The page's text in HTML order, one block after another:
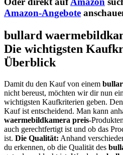
Amazon-Angebote
bullard
Die wichtigsten
Überblick
Damit du den Kauf von einem
nicht bereust, möchten wir dir nun
wichtigsten Kaufkriterien geben.
Kauf ist entscheidend. Man kann
waermebildkamera preis-
auch gerechtfertigt ist und ob das
ist. Die Qualität: Anhand
du erkennen, ob die Qualität des